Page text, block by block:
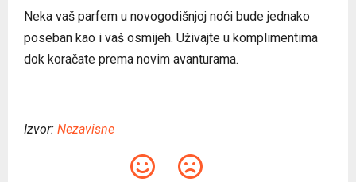
Neka vaš parfem u novogodišnjoj noći bude jednako
poseban kao i vaš osmijeh. Uživajte u komplimentima
dok koračate prema novim avanturama.
Izvor: Nezavisne